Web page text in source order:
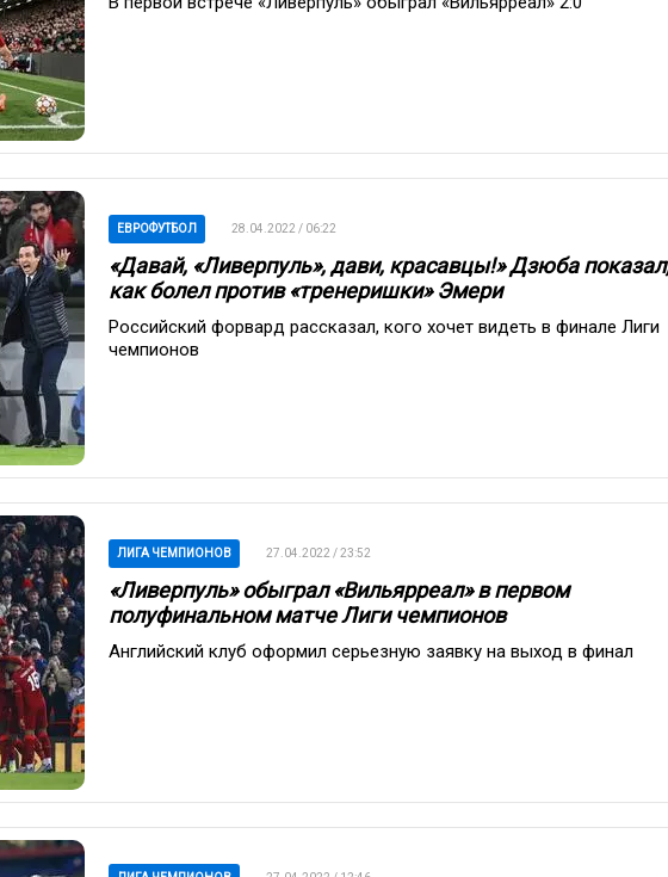
ЕВРОФУТБОЛ 28.04.2022 / 06:22
«Давай, «Ливерпуль», дави, красавцы!» Дзюба
как болел против «тренеришки» Эмери
Российский форвард рассказал, кого хочет видеть в финале Лиги
чемпионов
ЛИГА ЧЕМПИОНОВ 27.04.2022 / 23:52
«Ливерпуль» обыграл «Вильярреал» в первом
полуфинальном матче Лиги чемпионов
Английский клуб оформил серьезную заявку на выход в финал